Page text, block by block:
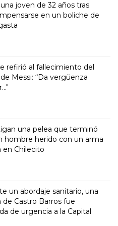
joven de 32 años tras
en un boliche de
refirió al fallecimiento del
Messi: “Da vergüenza
una pelea que terminó
hombre herido con un arma
en Chilecito
un abordaje sanitario, una
de Castro Barros fue
de urgencia a la Capital